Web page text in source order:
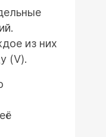
из них
(V).